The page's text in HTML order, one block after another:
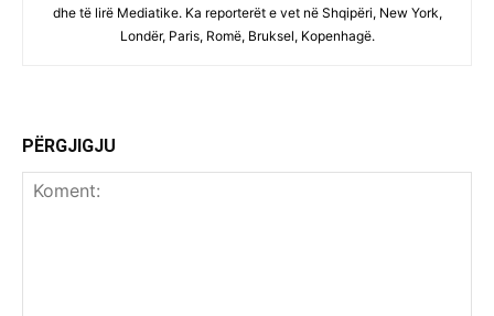
dhe të lirë Mediatike. Ka reporterët e vet në Shqipëri, New York,
Londër, Paris, Romë, Bruksel, Kopenhagë.
PËRGJIGJU